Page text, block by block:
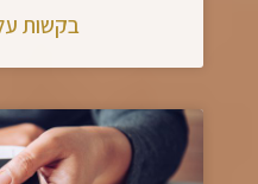
בקשות